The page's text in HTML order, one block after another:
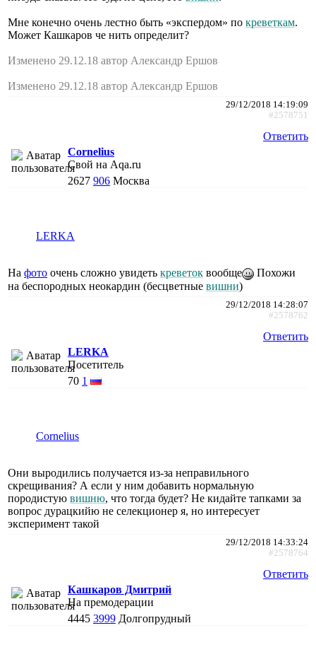
Мне конечно очень лестно быть «экспердом» по креветкам.
Может Кашкаров че нить определит?
Изменено 29.12.18 автор Александр Ершов
Изменено 29.12.18 автор Александр Ершов
29/12/2018 14:19:09
#2578751
Ответить
Cornelius
Свой на Aqa.ru
2627 906 Москва
LERKA
На фото очень сложно увидеть креветок вообще
Похожи
на беспородных неокардин (бесцветные вишни)
29/12/2018 14:28:07
#2578762
Ответить
LERKA
Посетитель
70 1
Cornelius
Они выродились получается из-за неправильного
скрещивания? А если у ним добавить нормальную
породистую вишню, что тогда будет? Не кидайте тапками за
вопрос дурацкийю не селекционер я, но интересует
эксперимент такой
29/12/2018 14:33:24
#2578764
Ответить
Кашкаров Дмитрий
На премодерации
4445 3999 Долгопрудный